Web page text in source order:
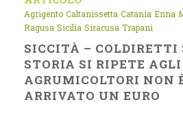
Agrigento Caltanissetta Catania Enna
Ragusa Sicilia Siracusa Trapani
SICCITÀ –
STORIA SI RIPETE AGLI
AGRUMICOLTORI NON
ARRIVATO UN EURO